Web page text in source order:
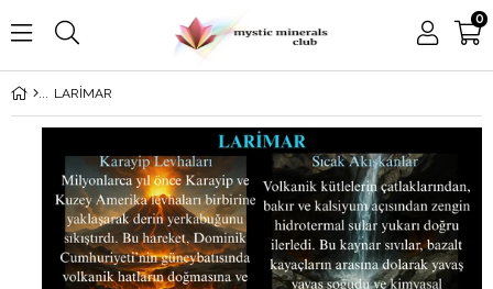
0
LARİMAR